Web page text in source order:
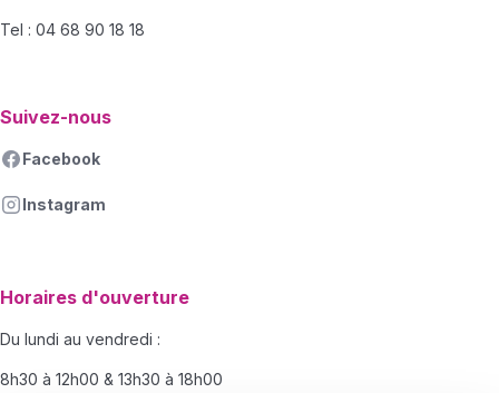
Tel : 04 68 90 18 18
Suivez-nous
Facebook
Instagram
Horaires d'ouverture
Du lundi au vendredi :
8h30 à 12h00 & 13h30 à 18h00